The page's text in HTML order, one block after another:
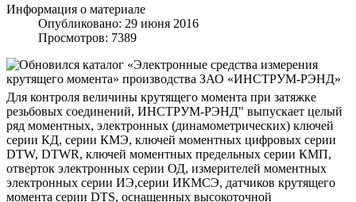
Информация о материале
Опубликовано: 29 июня 2016
Просмотров: 7389
Для контроля величины крутящего момента при затяжке
резьбовых соединений, ИНСТРУМ-РЭНД" выпускает целый
ряд моментных, электронных (динамометрических) ключей
серии КД, серии КМЭ, ключей моментных цифровых серии
DTW, DTWR, ключей моментных предельных серии КМП,
отверток электронных серии ОД, измерителей моментных
электронных серии ИЭ,серии ИКМСЭ, датчиков крутящего
момента серии DTS, оснащенных высокоточной